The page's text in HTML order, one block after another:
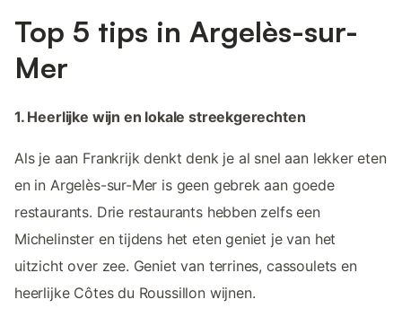
Top 5 tips in Argelès-sur-
Mer
1. Heerlijke wijn en lokale streekgerechten
Als je aan Frankrijk denkt denk je al snel aan lekker eten
en in Argelès-sur-Mer is geen gebrek aan goede
restaurants. Drie restaurants hebben zelfs een
Michelinster en tijdens het eten geniet je van het
uitzicht over zee. Geniet van terrines, cassoulets en
heerlijke Côtes du Roussillon wijnen.